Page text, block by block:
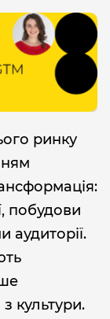
ринку
побудови
аудиторії.
культури.